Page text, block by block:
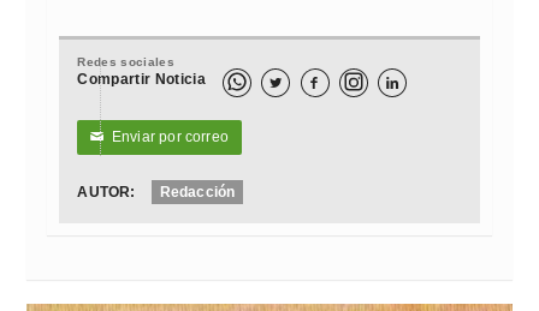
Redes sociales
Compartir Noticia   
✉ Enviar por correo
AUTOR: Redacción